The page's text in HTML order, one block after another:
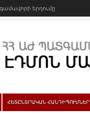
երդումը
ՀԵՏԸՆՏՐԱԿԱՆ ՀԱՆԴԻՊՈՒՄՆԵՐ